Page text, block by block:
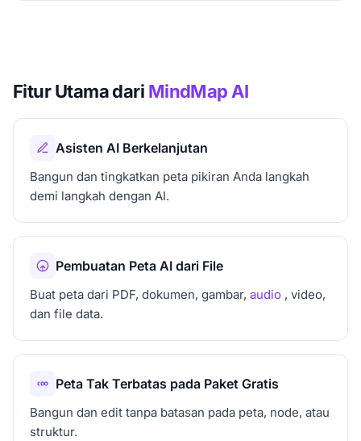
Fitur Utama dari MindMap AI
Asisten AI Berkelanjutan
Bangun dan tingkatkan peta pikiran Anda langkah
demi langkah dengan AI.
Pembuatan Peta AI dari File
Buat peta dari PDF, dokumen, gambar, audio , video,
dan file data.
Peta Tak Terbatas pada Paket Gratis
Bangun dan edit tanpa batasan pada peta, node, atau
struktur.